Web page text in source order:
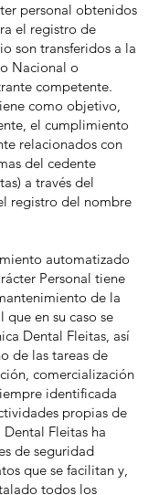
personal obtenidos
el registro de
son transferidos a la
Nacional o
competente.
como objetivo,
el cumplimiento
relacionados con
del cedente
a través del
registro del nombre
automatizado
Personal tiene
de la
en su caso se
Dental Fleitas, así
de las tareas de
comercialización
identificada
propias de
Fleitas ha
de seguridad
que se facilitan y,
todos los